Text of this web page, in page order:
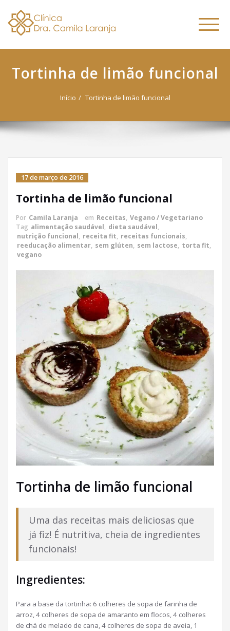
content
Laranja
Especialista em Fitoterapia
Tortinha de limão funcional
Início Tortinha de limão funcional
17 de março de 2016
Tortinha de limão funcional
Por Camila Laranja em Receitas, Vegano / Vegetariano
Tag alimentação saudável, dieta saudável,
nutrição funcional, receita fit, receitas funcionais,
reeducação alimentar, sem glúten, sem lactose, torta fit,
vegano
Tortinha de limão funcional
Uma das receitas mais deliciosas que
já fiz! É nutritiva, cheia de ingredientes
funcionais!
Ingredientes:
Para a base da tortinha: 6 colheres de sopa de farinha de
arroz, 4 colheres de sopa de amaranto em flocos, 4 colheres
de chá de melado de cana, 4 colheres de sopa de aveia, 1